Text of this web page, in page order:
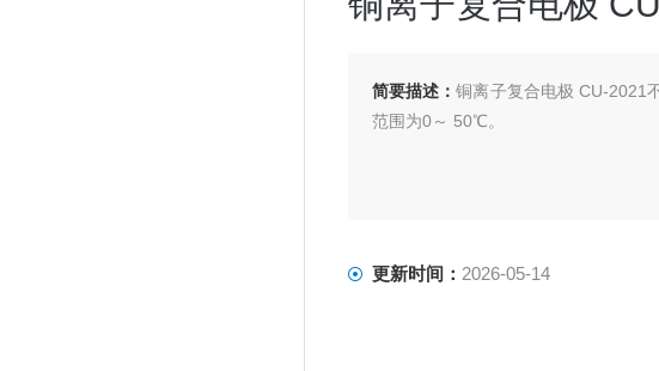
简要描述：铜离子复合电极 CU-2021
范围为0～ 50℃。
更新时间： 2026-05-14